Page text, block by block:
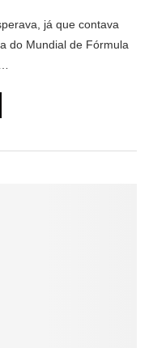
já que contava
do Mundial de Fórmula